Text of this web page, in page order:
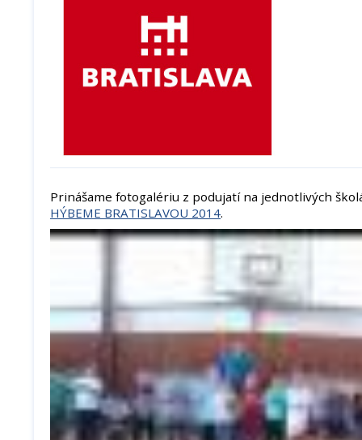
Prinášame fotogalériu z podujatí na jednotlivých
HÝBEME BRATISLAVOU 2014.